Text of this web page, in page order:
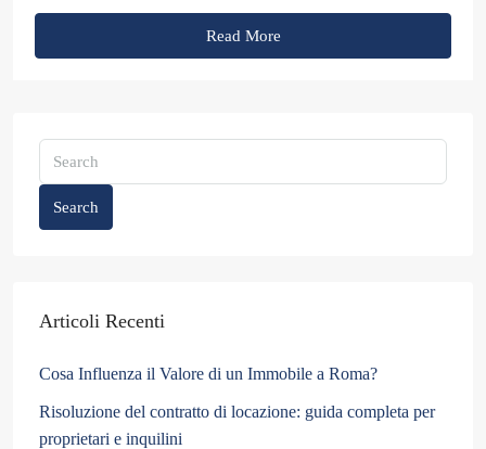
Read More
Search
Articoli Recenti
Cosa Influenza il Valore di un Immobile a Roma?
Risoluzione del contratto di locazione: guida completa per
proprietari e inquilini